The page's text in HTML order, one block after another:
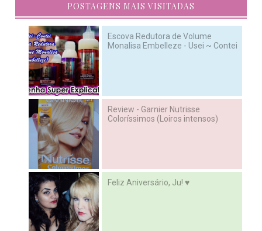
POSTAGENS MAIS VISITADAS
Escova Redutora de Volume
Monalisa Embelleze - Usei ~ Contei
Review - Garnier Nutrisse
Coloríssimos (Loiros intensos)
Feliz Aniversário, Ju! ♥